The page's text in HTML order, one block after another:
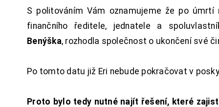
S politováním Vám oznamujeme že po úmrtí
finančního ředitele, jednatele a
Benýška, rozhodla společnost o ukončení své
Po tomto datu již Eri nebude pokračovat v
Proto bylo tedy nutné najít řešení, které